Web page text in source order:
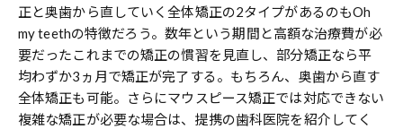
正と奥歯から直していく全体矯正の2タイプがあるのもOh
my teethの特徴だろう。数年という期間と高額な治療費が必
要だったこれまでの矯正の慣習を見直し、部分矯正なら平
均わずか3ヵ月で矯正が完了する。もちろん、奥歯から直す
全体矯正も可能。さらにマウスピース矯正では対応できない
複雑な矯正が必要な場合は、提携の歯科医院を紹介してく